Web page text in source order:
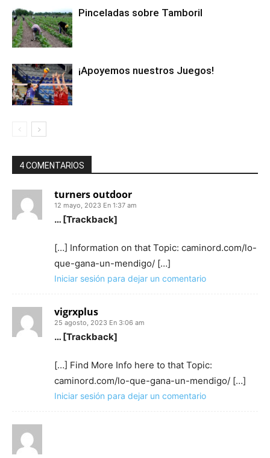
Pinceladas sobre Tamboril
¡Apoyemos nuestros Juegos!
4 COMENTARIOS
turners outdoor
12 mayo, 2023 En 1:37 am
… [Trackback]
[…] Information on that Topic: caminord.com/lo-
que-gana-un-mendigo/ […]
Iniciar sesión para dejar un comentario
vigrxplus
25 agosto, 2023 En 3:06 am
… [Trackback]
[…] Find More Info here to that Topic:
caminord.com/lo-que-gana-un-mendigo/ […]
Iniciar sesión para dejar un comentario